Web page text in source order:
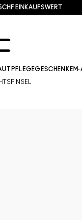
EINKAUFSWERT​
GESCHENKE